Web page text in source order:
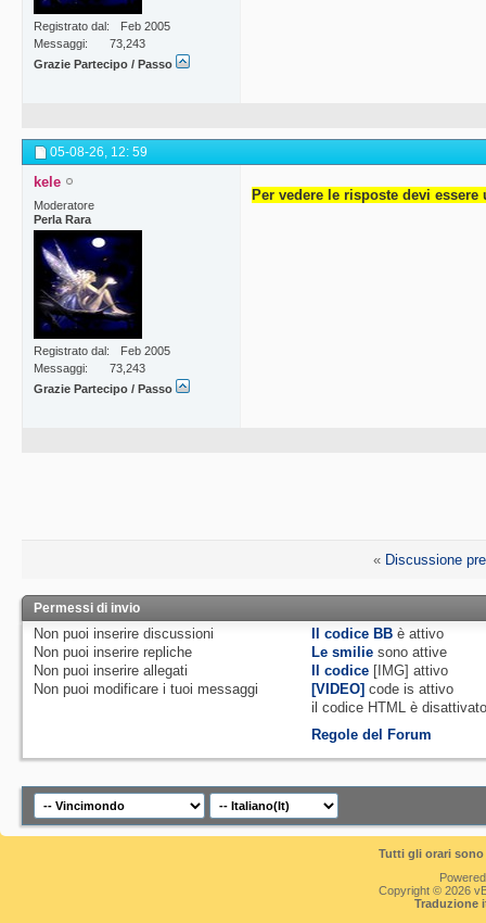
Registrato dal
Feb 2005
Messaggi
73,243
Grazie Partecipo / Passo
05-08-26, 12: 59
kele
Moderatore
Perla Rara
Registrato dal
Feb 2005
Messaggi
73,243
Grazie Partecipo / Passo
Per vedere le risposte devi
« Discussione
Permessi di invio
Non puoi inserire discussioni
Non puoi inserire repliche
Non puoi inserire allegati
Non puoi modificare i tuoi messaggi
Il codice BB èattivo
Le smilie sono attive
Il codice [IMG]attivo
[VIDEO] code isattivo
il codice HTML è
Regole del Forum
Tutti gli orari
Copyright © 2026
Traduzione